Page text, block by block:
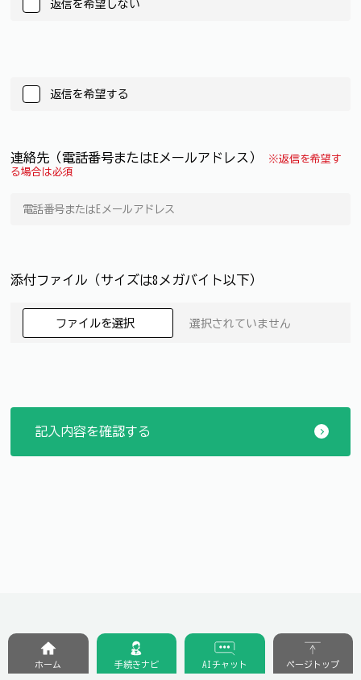
返信を希望しない
返信を希望する
連絡先（電話番号またはEメールアドレス）
※返信を希望す
る場合は必須
添付ファイル（サイズは8メガバイト以下）
ファイルを選択 選択されていません
ホーム 手続きナビ AIチャット ページトップ